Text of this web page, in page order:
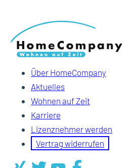
Über HomeCompany
Aktuelles
Wohnen auf Zeit
Karriere
Lizenznehmer werden
Vertrag widerrufen